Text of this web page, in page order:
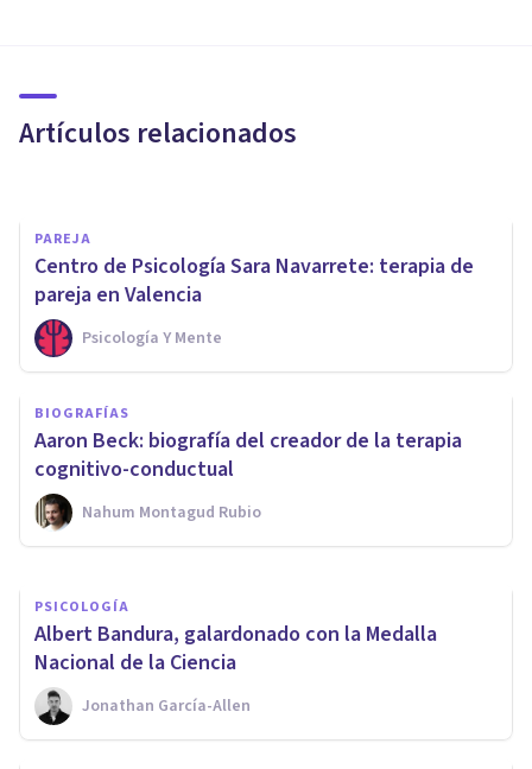
Artículos relacionados
cuáles son sus objetivos?
PAREJA
Centro de Psicología Sara Navarrete: terapia de
pareja en Valencia
Psicología Y Mente
BIOGRAFÍAS
Aaron Beck: biografía del creador de la terapia
cognitivo-conductual
Nahum Montagud Rubio
​Los 7 mejores Másters en
terapia psicológica
Psicología Y Mente
PSICOLOGÍA
​Albert Bandura, galardonado con la Medalla
Nacional de la Ciencia
Jonathan García-Allen